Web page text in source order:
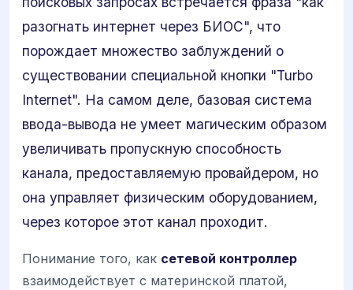
разогнать интернет через БИОС", что
порождает множество заблуждений о
существовании специальной кнопки "Turbo
Internet". На самом деле, базовая система
ввода-вывода не умеет магическим образом
увеличивать пропускную способность
канала, предоставляемую провайдером, но
она управляет физическим оборудованием,
через которое этот канал проходит.
Понимание того, как сетевой контроллер
взаимодействует с материнской платой,